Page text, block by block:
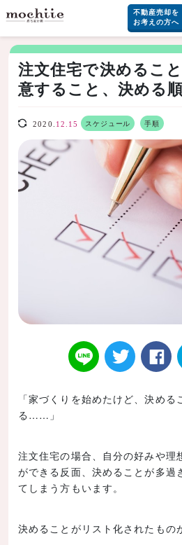
不動産売却を
お考えの方へ
注文住宅で決めるこ
意すること、決める
2020. 12.15 スケジュール 手順
「家づくりを始めたけど、決め
る……」
注文住宅の場合、自分の好みや理
ができる反面、決めることが多過
てしまう方もいます。
決めることがリスト化されたもの